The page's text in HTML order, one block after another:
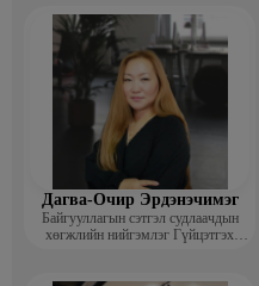
Дагва-Очир Эрдэнэчимэг
Байгууллагын сэтгэл судлаачдын
хөгжлийн нийгэмлэг Гүйцэтгэх